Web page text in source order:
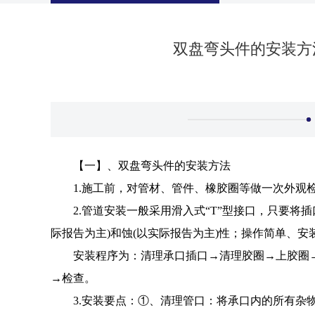
双盘弯头件的安装
【一】、双盘弯头件的安装方法
1.施工前，对管材、管件、橡胶圈等做一次外观
2.管道安装一般采用滑入式“T”型接口，只要将
际报告为主)和蚀(以实际报告为主)性；操作简单、
安装程序为：清理承口插口→清理胶圈→上胶
→检查。
3.安装要点：①、清理管口：将承口内的所有杂